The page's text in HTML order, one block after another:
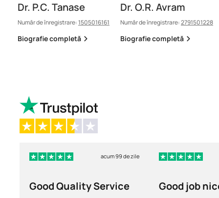
Dr. P.C. Tanase
Număr de înregistrare:1505016161
Biografie completă
Dr. O.R. Avram
Număr de înregistrare:2791501228
Biografie completă
acum 99 de zile
Good Quality Service Good job